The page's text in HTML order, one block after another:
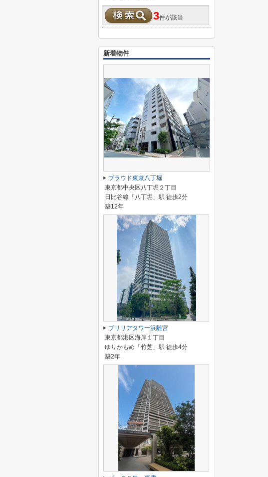
3件が該当
新着物件
プラウド東京八丁堀
東京都中央区八丁堀２丁目
日比谷線「八丁堀」駅 徒歩2分
築12年
ブリリアタワー浜離宮
東京都港区海岸１丁目
ゆりかもめ「竹芝」駅 徒歩4分
築2年